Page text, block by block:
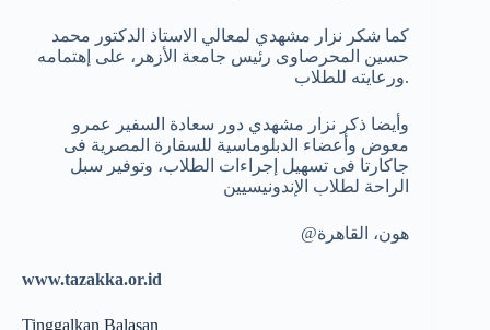
كما شكر نزار مشهدي لمعالي الاستاذ الدكتور محمد
حسين المحرصاوى رئيس جامعة الأزهر، على إهتمامه
ورعايته للطلاب.
وأيضا ذكر نزار مشهدي دور سعادة السفير عمرو
معوض وأعضاء الدبلوماسية للسفارة المصرية فى
جاكارتا فى تسهيل إجراءات الطلاب، وتوفير سبل
الراحة لطلاب الإندونيسيين
@هون، القاهرة
www.tazakka.or.id
Tinggalkan Balasan